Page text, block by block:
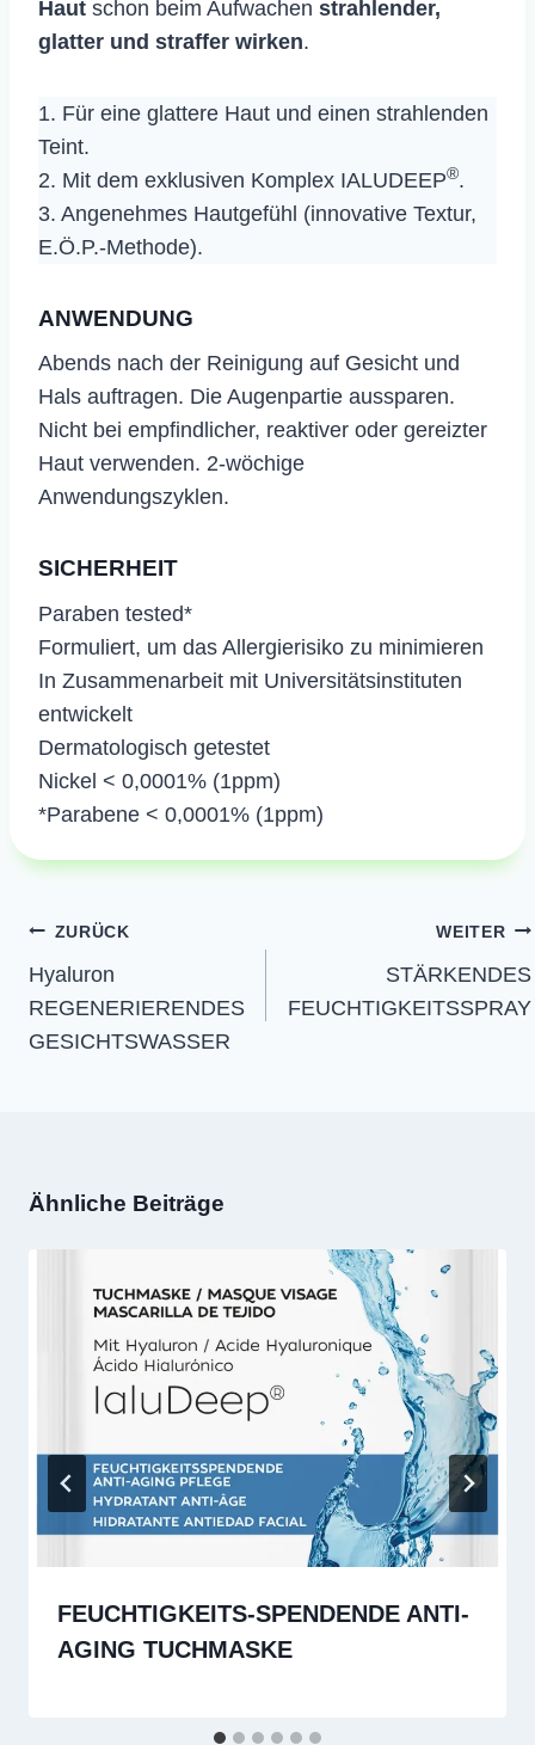
Haut schon beim Aufwachen strahlender,
glatter und straffer wirken.
1. Für eine glattere Haut und einen strahlenden
Teint.
2. Mit dem exklusiven Komplex IALUDEEP®.
3. Angenehmes Hautgefühl (innovative Textur,
E.Ö.P.-Methode).
ANWENDUNG
Abends nach der Reinigung auf Gesicht und
Hals auftragen. Die Augenpartie aussparen.
Nicht bei empfindlicher, reaktiver oder gereizter
Haut verwenden. 2-wöchige
Anwendungszyklen.
SICHERHEIT
Paraben tested*
Formuliert, um das Allergierisiko zu minimieren
In Zusammenarbeit mit Universitätsinstituten
entwickelt
Dermatologisch getestet
Nickel < 0,0001% (1ppm)
*Parabene < 0,0001% (1ppm)
Beitragsnavigation
ZURÜCK
Hyaluron
REGENERIERENDES
GESICHTSWASSER
WEITER
STÄRKENDES
FEUCHTIGKEITSSPRAY
Ähnliche Beiträge
FEUCHTIGKEITS-SPENDENDE ANTI-
AGING TUCHMASKE